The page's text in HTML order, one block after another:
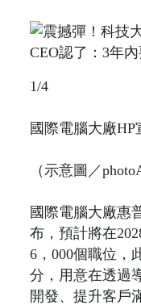
1/4
國際電腦大廠HP
（示意圖／
國際電腦大廠惠
布，預計將在
6，000個職位，
分，用意在透過
開發、提升客戶